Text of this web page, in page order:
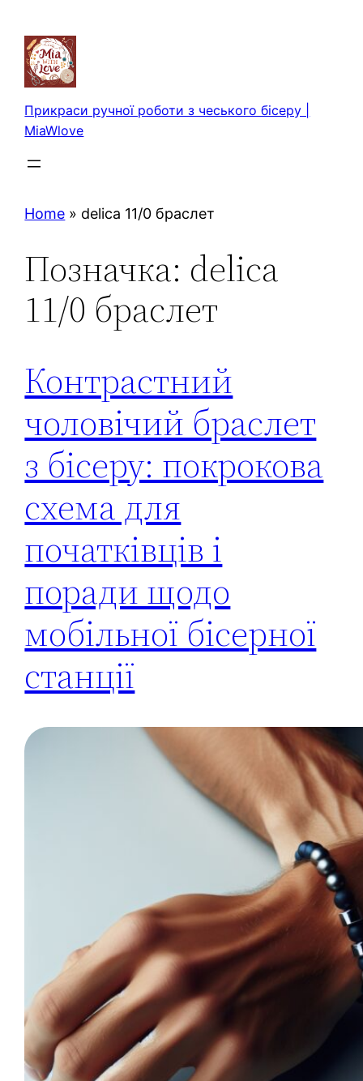
вмісту
Прикраси ручної роботи з чеського бісеру |
MiaWlove
Home » delica 11/0 браслет
Позначка: delica
11/0 браслет
Контрастний
чоловічий браслет
з бісеру: покрокова
схема для
початківців і
поради щодо
мобільної бісерної
станції